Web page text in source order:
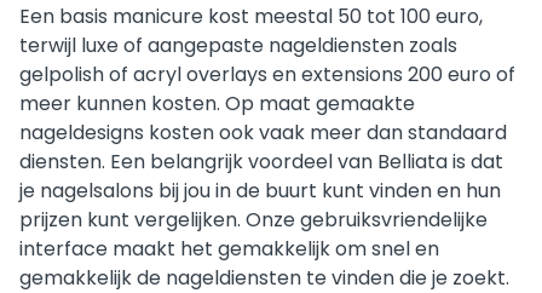
Een basis manicure kost meestal 50 tot 100 euro,
terwijl luxe of aangepaste nageldiensten zoals
gelpolish of acryl overlays en extensions 200 euro of
meer kunnen kosten. Op maat gemaakte
nageldesigns kosten ook vaak meer dan standaard
diensten. Een belangrijk voordeel van Belliata is dat
je nagelsalons bij jou in de buurt kunt vinden en hun
prijzen kunt vergelijken. Onze gebruiksvriendelijke
interface maakt het gemakkelijk om snel en
gemakkelijk de nageldiensten te vinden die je zoekt.